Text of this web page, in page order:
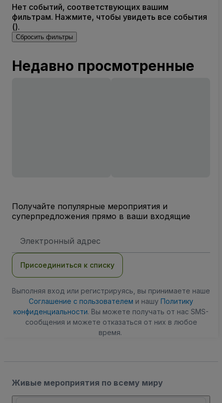
Нет событий, соответствующих вашим
фильтрам. Нажмите, чтобы увидеть все события
().
Сбросить фильтры
Недавно просмотренные
Получайте популярные мероприятия и
суперпредложения прямо в ваши входящие
электронной
Присоединиться к списку
Выполняя вход или регистрируясь, вы принимаете наше
Соглашение с пользователем и нашу Политику
конфиденциальности. Вы можете получать от нас SMS-
сообщения и можете отказаться от них в любое
время.
Живые мероприятия по всему миру